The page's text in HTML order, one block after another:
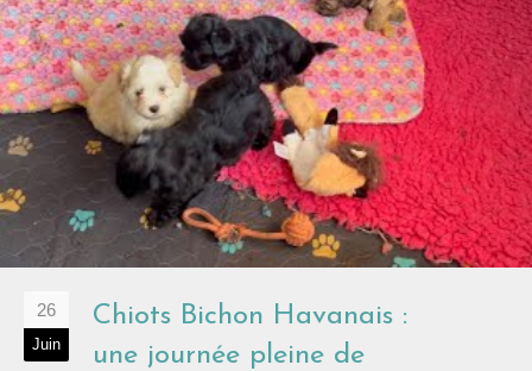
26
Juin
Chiots Bichon Havanais :
une journée pleine de